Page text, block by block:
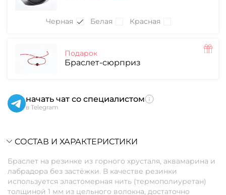
Черная Белая Красная
Подарок
Браслет-сюрприз
начать чат со специалистом
в Telegram
СОСТАВ И ХАРАКТЕРИСТИКИ
Браслет на резинке из горного хрусталя, аквамарина и
лабрадора без застёжки. В качестве резинки
используется эластомерная нить (термополиуретан)
толщиной 1 мм из цельного волокна, достаточно